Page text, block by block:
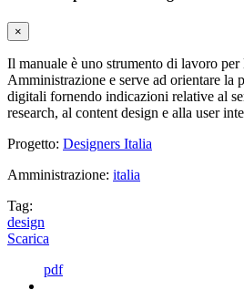
×
Il manuale è uno strumento di lavoro per
Amministrazione e serve ad orientare la
digitali fornendo indicazioni relative al
research, al content design e alla user
Progetto: Designers Italia
Amministrazione: italia
Tag:
design
Scarica
pdf